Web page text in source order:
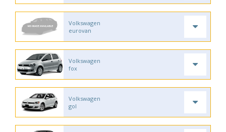
Volkswagen
eurovan
Volkswagen
fox
Volkswagen
gol